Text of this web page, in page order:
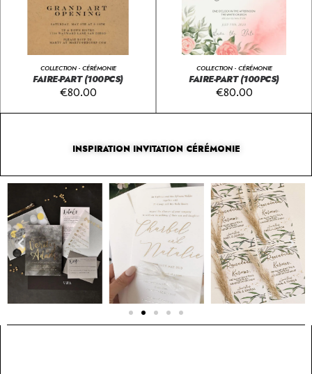
COLLECTION - CÉRÉMONIE
FAIRE-PART (100PCS)
€80.00
COLLECTION - CÉRÉMONIE
FAIRE-PART (100PCS)
€80.00
INSPIRATION INVITATION CÉRÉMONIE